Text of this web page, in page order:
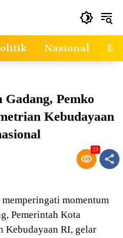
Nasional
Gadang, Pemko
Kebudayaan
33
momentum
Pemerintah Kota
Kebudayaan RI, gelar